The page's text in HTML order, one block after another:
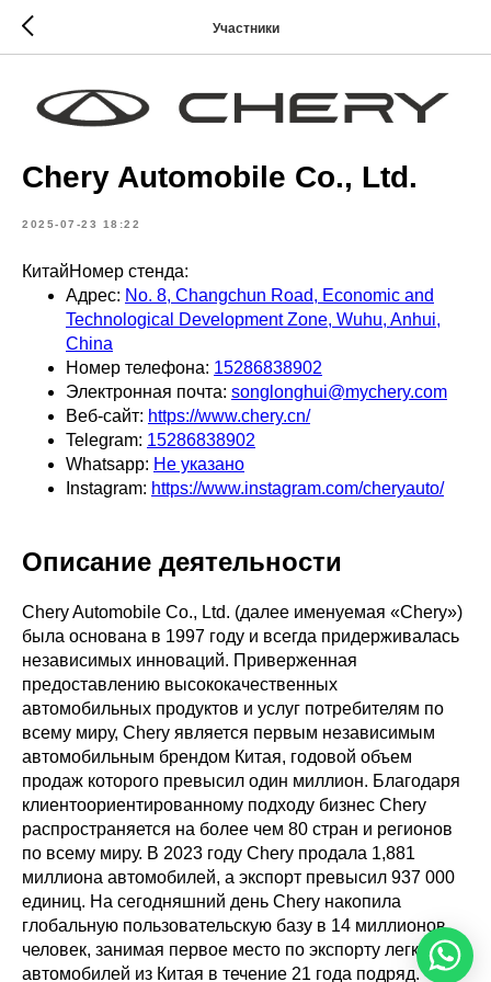
Участники
Chery Automobile Co., Ltd.
2025-07-23 18:22
КитайНомер стенда:
Адрес: No. 8, Changchun Road, Economic and
Technological Development Zone, Wuhu, Anhui,
China
Номер телефона: 15286838902
Электронная почта: songlonghui@mychery.com
Веб-сайт: https://www.chery.cn/
Telegram: 15286838902
Whatsapp: Не указано
Instagram: https://www.instagram.com/cheryauto/
Описание деятельности
Chery Automobile Co., Ltd. (далее именуемая «Chery»)
была основана в 1997 году и всегда придерживалась
независимых инноваций. Приверженная
предоставлению высококачественных
автомобильных продуктов и услуг потребителям по
всему миру, Chery является первым независимым
автомобильным брендом Китая, годовой объем
продаж которого превысил один миллион. Благодаря
клиентоориентированному подходу бизнес Chery
распространяется на более чем 80 стран и регионов
по всему миру. В 2023 году Chery продала 1,881
миллиона автомобилей, а экспорт превысил 937 000
единиц. На сегодняшний день Chery накопила
глобальную пользовательскую базу в 14 миллионов
человек, занимая первое место по экспорту легковых
автомобилей из Китая в течение 21 года подряд.